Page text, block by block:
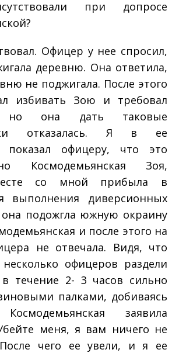
при допросе
Офицер у нее спросил,
деревню. Она ответила,
не поджигала. После этого
избивать Зою и требовал
но она дать таковые
отказалась. Я в ее
показал офицеру, что это
Космодемьянская Зоя,
со мной прибыла в
выполнения диверсионных
подожгла южную окраину
и после этого на
не отвечала. Видя, что
офицеров раздели
течение 2-­ 3 часов сильно
палками, добиваясь
заявила
меня, я вам ничего не
чего ее увели, и я ее